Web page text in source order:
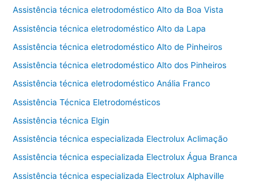
Assistência técnica eletrodoméstico Alto da Boa Vista
Assistência técnica eletrodoméstico Alto da Lapa
Assistência técnica eletrodoméstico Alto de Pinheiros
Assistência técnica eletrodoméstico Alto dos Pinheiros
Assistência técnica eletrodoméstico Anália Franco
Assistência Técnica Eletrodomésticos
Assistência técnica Elgin
Assistência técnica especializada Electrolux Aclimação
Assistência técnica especializada Electrolux Água Branca
Assistência técnica especializada Electrolux Alphaville